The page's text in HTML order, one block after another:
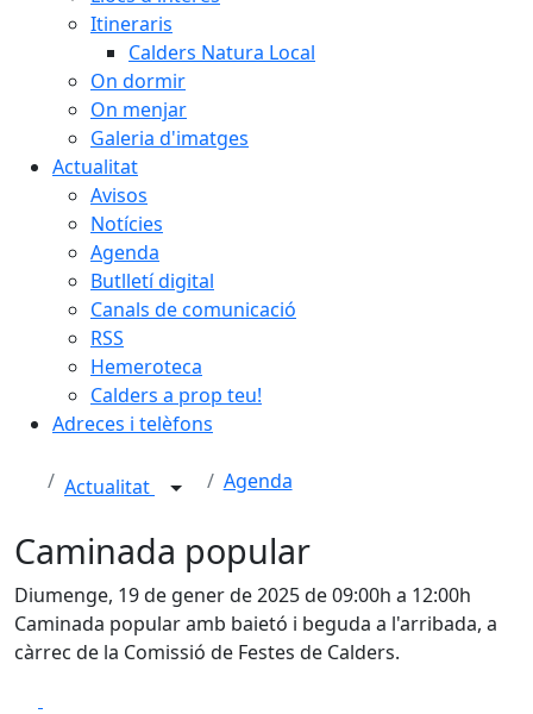
Itineraris
Calders Natura Local
On dormir
On menjar
Galeria d'imatges
Actualitat
Avisos
Notícies
Agenda
Butlletí digital
Canals de comunicació
RSS
Hemeroteca
Calders a prop teu!
Adreces i telèfons
Actualitat Agenda
Caminada popular
Diumenge, 19 de gener de 2025 de 09:00h a 12:00h
Caminada popular amb baietó i beguda a l'arribada, a
càrrec de la Comissió de Festes de Calders.